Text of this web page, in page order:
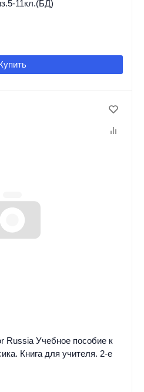
11кл.(БД)
Russia Учебное пособие к
Книга для учителя. 2-е